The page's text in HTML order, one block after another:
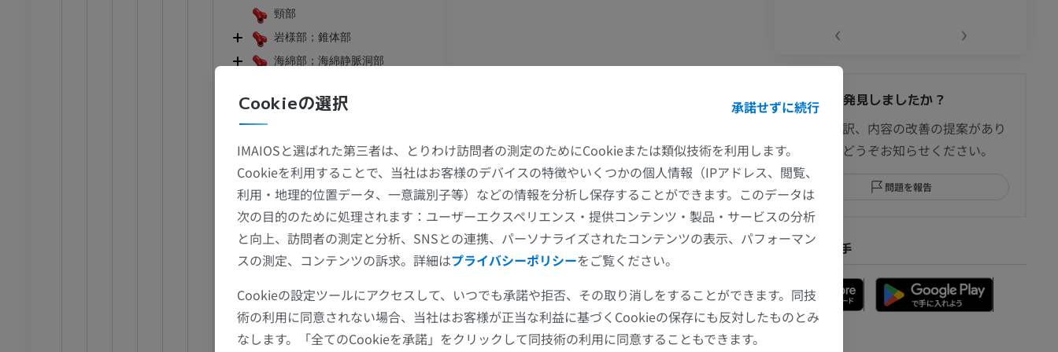
頸部
岩様部；錐体部
海綿部；海綿静脈洞部
眼動脈
後交通動脈
前脈絡叢動脈
側脳室脈絡叢枝
第三脳室脈絡叢枝
前有孔質枝
視索枝
外側膝状体枝
内包枝
イラストレーション
足根および足部のCT
X線画像
プレミアム
上肢
イラストレーション
プレミアム
上肢動脈造影
血管造影
無料
CT関節造影
プレミアム
足関節・後足部MRI
MRI
プレミアム
前足MRI
MRI
プレミアム
‹ ›
間違いを発見しましたか？
修正や翻訳、内容の改善の提案があり
ましたらどうぞお知らせください。
問題を報告
アプリを入手
Cookieの選択 承諾せずに続行
IMAIOSと選ばれた第三者は、とりわけ訪問者の測定のためにCookieまたは類似技術を利用します。
Cookieを利用することで、当社はお客様のデバイスの特徴やいくつかの個人情報（IPアドレス、閲覧、
利用・地理的位置データ、一意識別子等）などの情報を分析し保存することができます。このデータは
次の目的のために処理されます：ユーザーエクスペリエンス・提供コンテンツ・製品・サービスの分析
と向上、訪問者の測定と分析、SNSとの連携、パーソナライズされたコンテンツの表示、パフォーマン
スの測定、コンテンツの訴求。詳細はプライバシーポリシーをご覧ください。
Cookieの設定ツールにアクセスして、いつでも承諾や拒否、その取り消しをすることができます。同技
術の利用に同意されない場合、当社はお客様が正当な利益に基づくCookieの保存にも反対したものとみ
なします。「全てのCookieを承諾」をクリックして同技術の利用に同意することもできます。